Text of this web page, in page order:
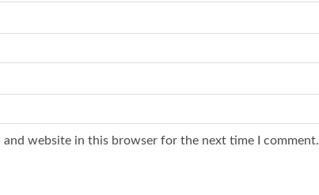
and website in this browser for the next time I comment.